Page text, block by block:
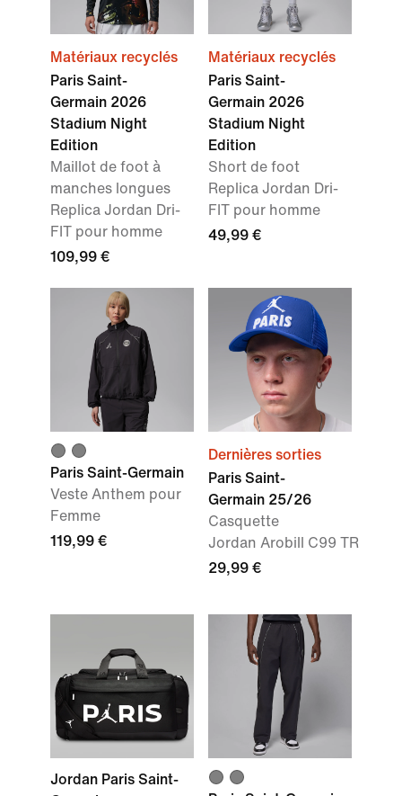
Matériaux recyclés
Paris Saint-
Germain 2026
Stadium Night
Edition
Maillot de foot à
manches longues
Replica Jordan Dri-
FIT pour homme
109,99 €
Matériaux recyclés
Paris Saint-
Germain 2026
Stadium Night
Edition
Short de foot
Replica Jordan Dri-
FIT pour homme
49,99 €
Paris Saint-Germain
Veste Anthem pour
Femme
119,99 €
Dernières sorties
Paris Saint-
Germain 25/26
Casquette
Jordan Arobill C99 TR
29,99 €
Jordan Paris Saint-